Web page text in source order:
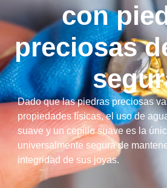
con
preciosas
Dado que las piedras preciosas
propiedades físicas, el uso de
suave y un cepillo suave es la
universalmente segura de
integridad de sus joyas.